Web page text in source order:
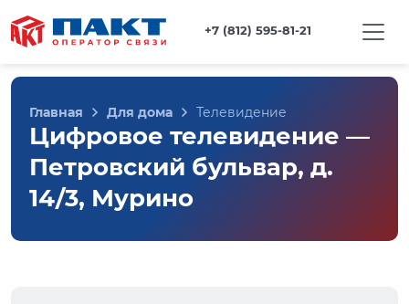
+7 (812) 595-81-21
Главная Для дома Телевидение
Цифровое телевидение —
Петровский бульвар, д.
14/3, Мурино